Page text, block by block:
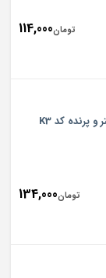
تومان114,000
بشقاب دیوارکوب سفالی طرح دختر و پرنده کد K3
تومان134,000